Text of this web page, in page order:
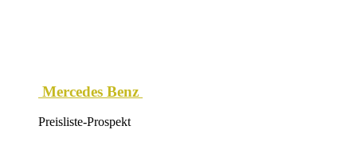
Mercedes Benz
Preisliste-Prospekt